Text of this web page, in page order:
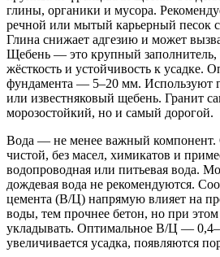
глины, органики и мусора.
речной или мытый карьерный песок
Глина снижает адгезию и может
Щебень — это крупный
жёсткость и устойчивость к усадке.
фундамента — 5–20 мм. Используют
или известняковый щебень. Гранит
морозостойкий, но и самый дорогой.
Вода — не менее важный
чистой, без масел, химикатов и
водопроводная или питьевая вода.
дождевая вода не рекомендуются.
цемента (В/Ц) напрямую влияет на
воды, тем прочнее бетон, но при этом
укладывать. Оптимальное В/Ц —
увеличивается усадка, появляются